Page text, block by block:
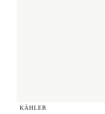
KÄHLER